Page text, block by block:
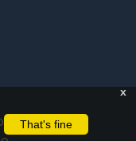
x
That's fine
using